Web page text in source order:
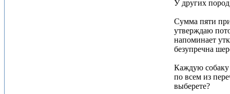
У других
Сумма пяти
утверждаю
напоминает
безупречна
Каждую собаку
по всем из
выберете?